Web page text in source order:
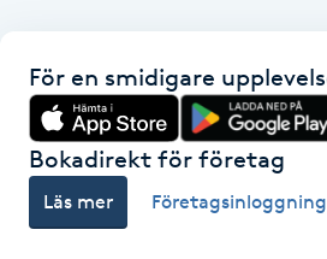
Kärlbehandling
Laserbehandling
För en smidigare
Bokadirekt för företag
Läs mer Företagsinloggning